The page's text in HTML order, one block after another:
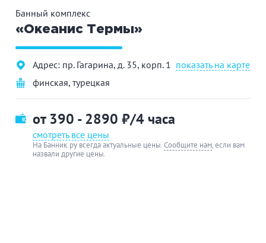
Банный комплекс
«Океанис Термы»
Адрес: пр. Гагарина, д. 35, корп. 1 показать на карте
финская, турецкая
от 390 - 2890 ₽/4 часа
смотреть все цены
На Банник.ру всегда актуальные цены.Сообщите нам, если вам
назвали другие цены.